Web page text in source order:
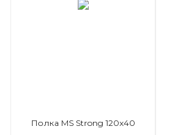
Полка MS Strong 120x40